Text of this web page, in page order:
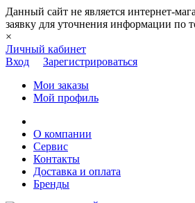
Данный сайт не является интернет-
заявку для уточнения информации по
×
Личный кабинет
Вход
Зарегистрироваться
Мои заказы
Мой профиль
О компании
Сервис
Контакты
Доставка и оплата
Бренды